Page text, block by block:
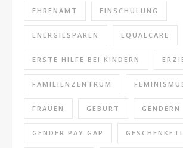
EHRENAMT EINSCHULUNG
ENERGIESPAREN EQUALCARE
ERSTE HILFE BEI KINDERN
FAMILIENZENTRUM
FRAUEN GEBURT GENDERN
GENDER PAY GAP